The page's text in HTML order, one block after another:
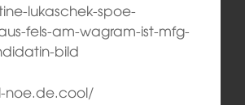
lukaschek-spoe-
fels-am-wagram-ist-mfg-
bild
noe.de.cool/